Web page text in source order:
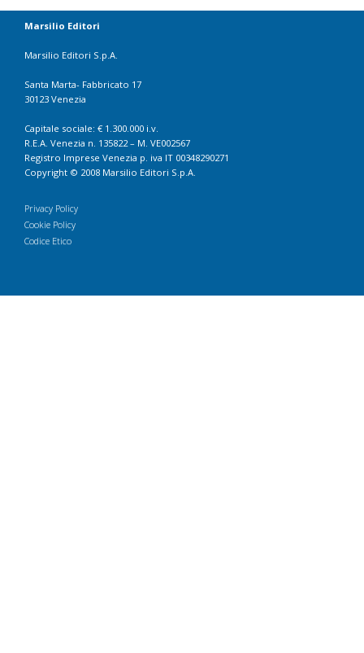
Marsilio Editori
Marsilio Editori S.p.A.
Santa Marta- Fabbricato 17
30123 Venezia
Capitale sociale: € 1.300.000 i.v.
R.E.A. Venezia n. 135822 – M. VE002567
Registro Imprese Venezia p. iva IT 00348290271
Copyright © 2008 Marsilio Editori S.p.A.
Privacy Policy
Cookie Policy
Codice Etico